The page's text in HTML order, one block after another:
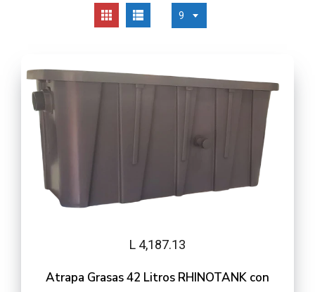
9
L 4,187.13
Atrapa Grasas 42 Litros RHINOTANK con